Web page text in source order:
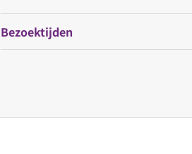
Bezoektijden